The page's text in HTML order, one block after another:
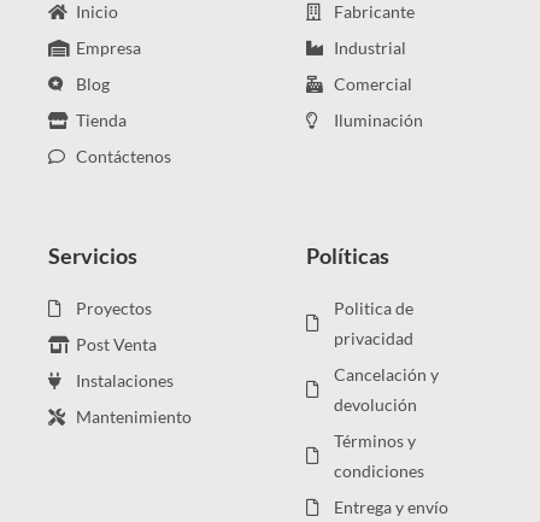
Inicio
Empresa
Blog
Tienda
Contáctenos
Fabricante
Industrial
Comercial
Iluminación
Servicios
Proyectos
Post Venta
Instalaciones
Mantenimiento
Políticas
Politica de
privacidad
Cancelación y
devolución
Términos y
condiciones
Entrega y envío